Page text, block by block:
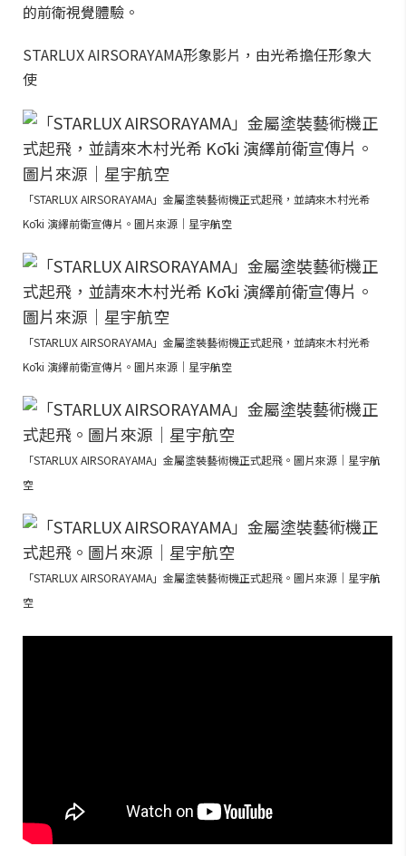
的前衛視覺體驗。
STARLUX AIRSORAYAMA形象影片，由光希擔任形象大
使
「STARLUX AIRSORAYAMA」金屬塗裝藝術機正式起飛，並請來木村光希
Kōki 演繹前衛宣傳片。圖片來源｜星宇航空
「STARLUX AIRSORAYAMA」金屬塗裝藝術機正式起飛，並請來木村光希
Kōki 演繹前衛宣傳片。圖片來源｜星宇航空
「STARLUX AIRSORAYAMA」金屬塗裝藝術機正式起飛。圖片來源｜星宇航
空
「STARLUX AIRSORAYAMA」金屬塗裝藝術機正式起飛。圖片來源｜星宇航
空